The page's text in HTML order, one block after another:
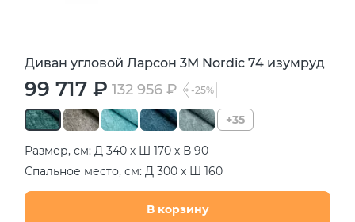
Диван угловой Ларсон 3М Nordic 74 изумруд
99 717 ₽ 132 956 ₽ -25%
+35
Размер, см: Д 340 х Ш 170 х В 90
Спальное место, см: Д 300 х Ш 160
В корзину